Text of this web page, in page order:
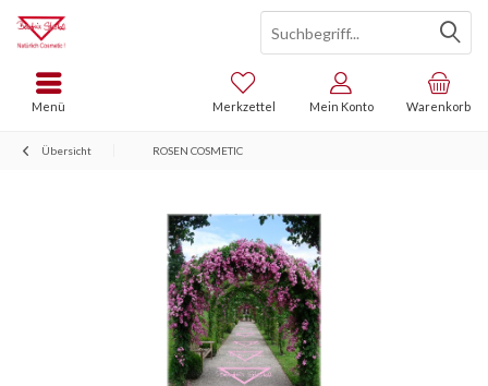
Warenkorb
Merkzettel Mein Konto
Menü
Übersicht ROSEN COSMETIC